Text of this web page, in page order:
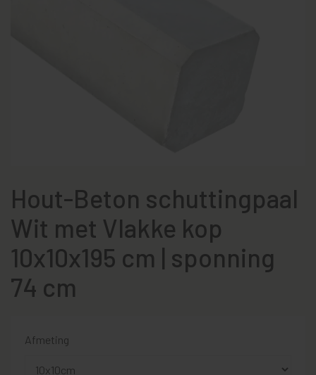
Hout-Beton schuttingpaal
Wit met Vlakke kop
10x10x195 cm | sponning
74 cm
Afmeting